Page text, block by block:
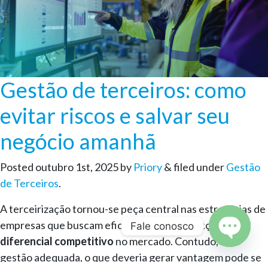
Gestão de terceiros: como
evitar riscos e salvar seu
negócio amanhã
Posted outubro 1st, 2025by Priory&filed underGestão
de Terceiros.
A terceirização tornou-se peça central nas estratégias de
empresas que buscam eficiência, especialização e um
diferencial competitivo no mercado. Contudo, sem
gestão adequada, o que deveria gerar vantagem pode se
Fale conosco
Open